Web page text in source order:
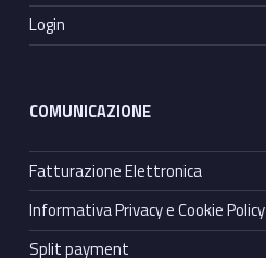
Login
COMUNICAZIONE
Fatturazione Elettronica
Informativa Privacy e Cookie Policy
Split payment